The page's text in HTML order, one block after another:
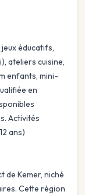
éducatifs,
ateliers cuisine,
enfants, mini-
en
Activités
ans)
de Kemer, niché
Cette région